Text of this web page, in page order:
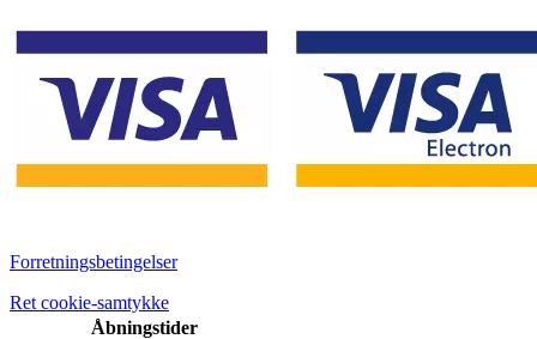
Forretningsbetingelser
Ret cookie-samtykke
Åbningstider